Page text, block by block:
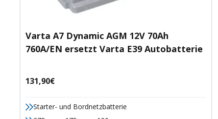
Varta A7 Dynamic AGM 12V 70Ah
760A/EN ersetzt Varta E39 Autobatterie
Angebotspreis
131,90€
Starter- und Bordnetzbatterie